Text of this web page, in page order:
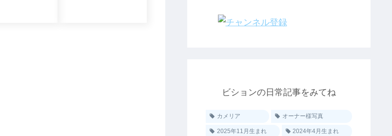
ビションの日常記事をみてね
カメリア オーナー様写真
2025年11月生まれ 2024年4月生まれ